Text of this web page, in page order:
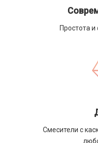
Простота
Смесители с